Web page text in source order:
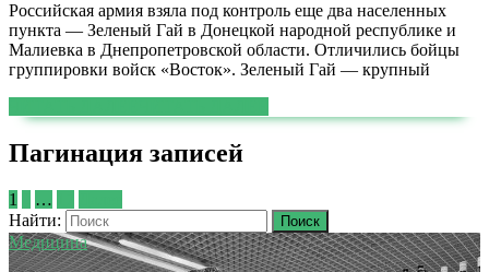
Российская армия взяла под контроль еще два населенных
пункта — Зеленый Гай в Донецкой народной республике и
Малиевка в Днепропетровской области. Отличились бойцы
группировки войск «Восток». Зеленый Гай — крупный
Пагинация записей
1 …
Найти:
Медицина